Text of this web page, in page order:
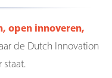
open innoveren,
de Dutch Innovation
staat.